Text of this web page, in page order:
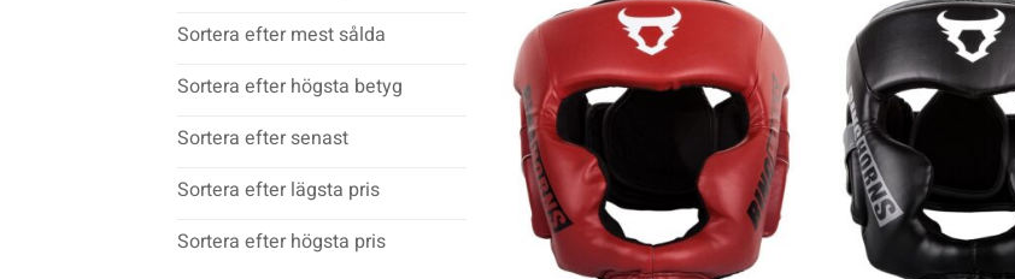
Sortera efter mest sålda
Sortera efter högsta betyg
Sortera efter senast
Sortera efter lägsta pris
Sortera efter högsta pris